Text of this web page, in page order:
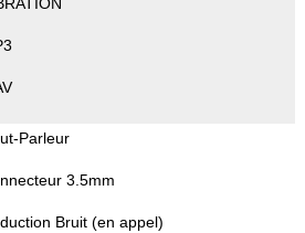
Parleur
3.5mm
Bruit (en appel)